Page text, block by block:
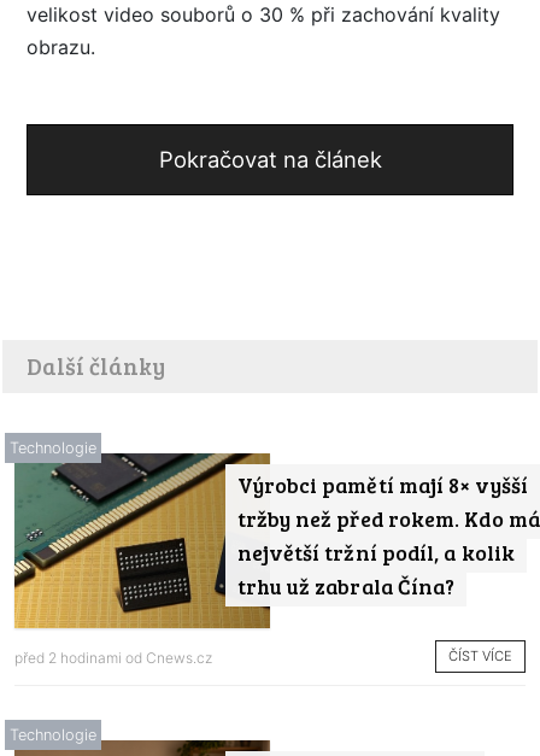
velikost video souborů o 30 % při zachování kvality
obrazu.
Pokračovat na článek
Další články
Výrobci pamětí mají 8× vyšší
tržby než před rokem. Kdo má
největší tržní podíl, a kolik
trhu už zabrala Čína?
Technologie
před 2 hodinami od Cnews.cz ČÍST VÍCE
Technologie